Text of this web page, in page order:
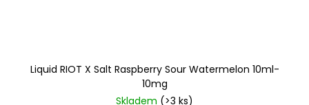
Liquid RIOT X Salt Raspberry Sour Watermelon 10ml-
10mg
Skladem (>3 ks)